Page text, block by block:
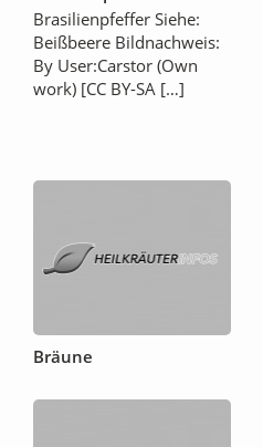
Brasilienpfeffer Siehe:
Beißbeere Bildnachweis:
By User:Carstor (Own
work) [CC BY-SA […]
Bräune